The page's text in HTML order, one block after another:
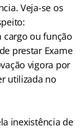
Veja-se os
cargo ou função
prestar Exame
vigora por
utilizada no
inexistência de